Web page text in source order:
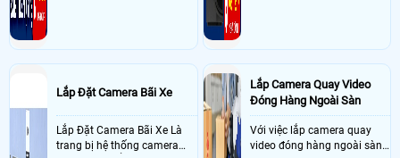
Lắp Đặt Camera Bãi Xe
Lắp Đặt Camera Bãi Xe Là
trang bị hệ thống camera
Lắp Camera Quay Video
Đóng Hàng Ngoài Sàn
Với việc lắp camera quay
video đóng hàng ngoài sàn